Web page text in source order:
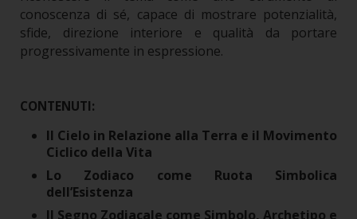
conoscenza di sé, capace di mostrare potenzialità,
sfide, direzione interiore e qualità da portare
progressivamente in espressione.
CONTENUTI:
Il Cielo in Relazione alla Terra e il Movimento
Ciclico della Vita
Lo Zodiaco come Ruota Simbolica
dell’Esistenza
Il Segno Zodiacale come Simbolo, Archetipo e